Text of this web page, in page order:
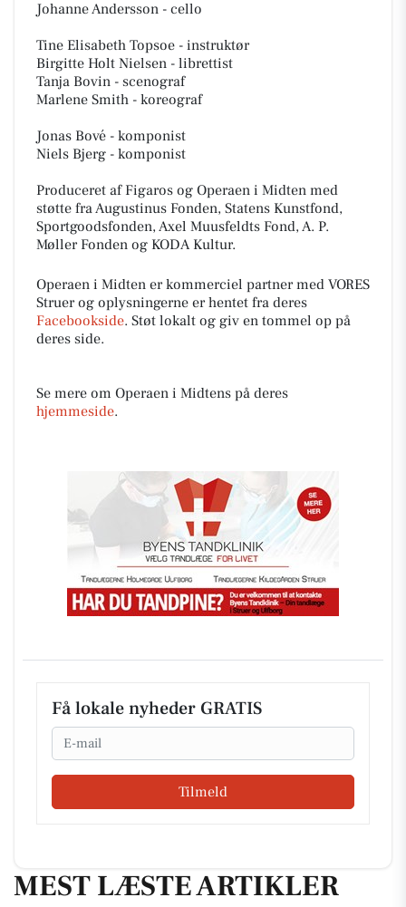
Johanne Andersson - cello
Tine Elisabeth Topsoe - instruktør
Birgitte Holt Nielsen - librettist
Tanja Bovin - scenograf
Marlene Smith - koreograf
Jonas Bové - komponist
Niels Bjerg - komponist
Produceret af Figaros og Operaen i Midten med
støtte fra Augustinus Fonden, Statens Kunstfond,
Sportgoodsfonden, Axel Muusfeldts Fond, A. P.
Møller Fonden og KODA Kultur.
Operaen i Midten er kommerciel partner med VORES
Struer og oplysningerne er hentet fra deres
Facebookside. Støt lokalt og giv en tommel op på
deres side.
Se mere om Operaen i Midtens på deres
hjemmeside.
Få lokale nyheder GRATIS
Email
Tilmeld
MEST LÆSTE ARTIKLER